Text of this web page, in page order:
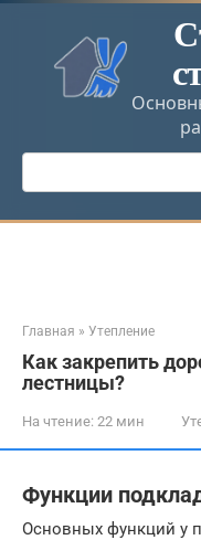
Перейти
контенту
Поиск:
Главная » Утепление
Как закрепить
лестницы?
На чтение: 22 мин
Функции
Основных функций у